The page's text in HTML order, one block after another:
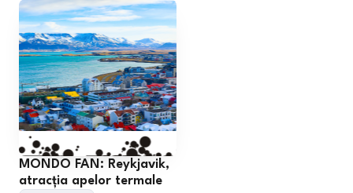
MONDO FAN: Reykjavik,
atracția apelor termale